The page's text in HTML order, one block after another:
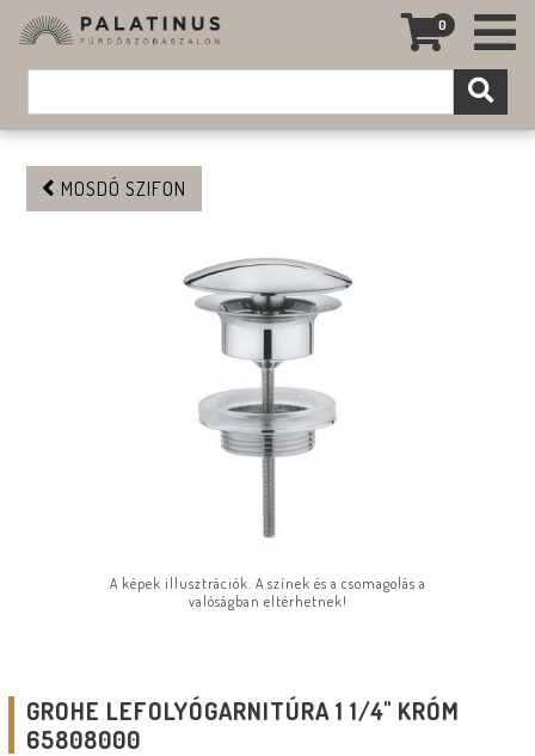
0
MOSDÓ SZIFON
A képek illusztrációk. A színek és a csomagolás a
valóságban eltérhetnek!
GROHE LEFOLYÓGARNITÚRA 1 1/4" KRÓM
65808000